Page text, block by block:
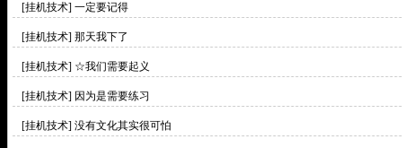
[挂机技术] 一定要记得
[挂机技术] 那天我下了
[挂机技术] ☆我们需要起义
[挂机技术] 因为是需要练习
[挂机技术] 没有文化其实很可怕